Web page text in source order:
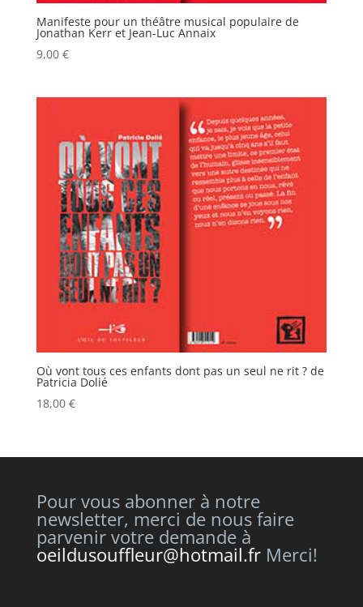
Manifeste pour un théâtre musical populaire de
Jonathan Kerr et Jean-Luc Annaix
9,00 €
Où vont tous ces enfants dont pas un seul ne rit ? de
Patricia Dolié
18,00 €
Pour vous abonner à notre
newsletter, merci de nous faire
parvenir votre demande à
oeildusouffleur@hotmail.frMerci!